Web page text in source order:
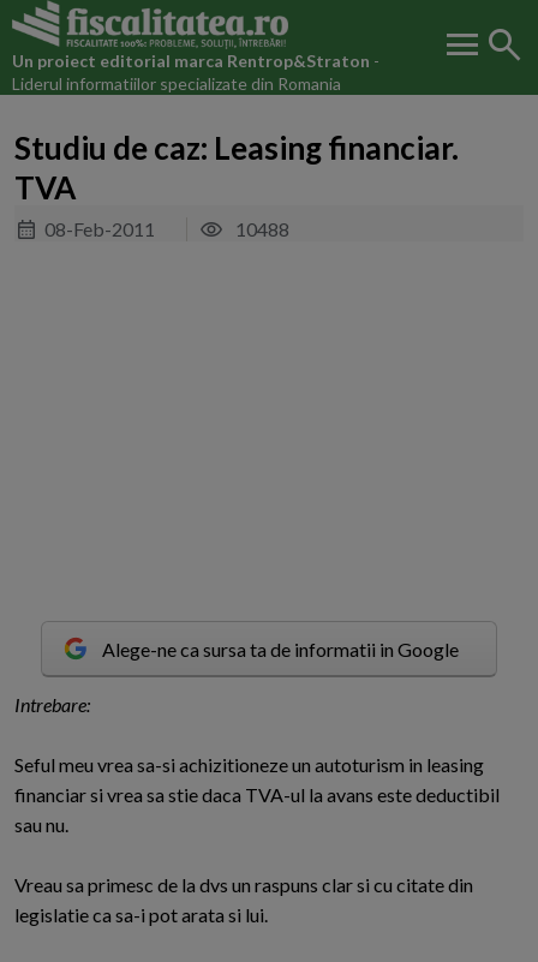
Un proiect editorial marca Rentrop&Straton -
Liderul informatiilor specializate din Romania
menu search
Studiu de caz: Leasing financiar.
TVA
08-Feb-2011 10488
Alege-ne ca sursa ta de informatii in Google
Intrebare:
Seful meu vrea sa-si achizitioneze un autoturism in leasing
financiar si vrea sa stie daca TVA-ul la avans este deductibil
sau nu.
Vreau sa primesc de la dvs un raspuns clar si cu citate din
legislatie ca sa-i pot arata si lui.